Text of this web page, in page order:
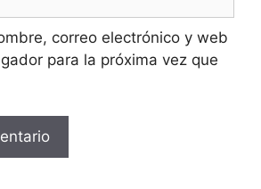
correo electrónico y web
para la próxima vez que